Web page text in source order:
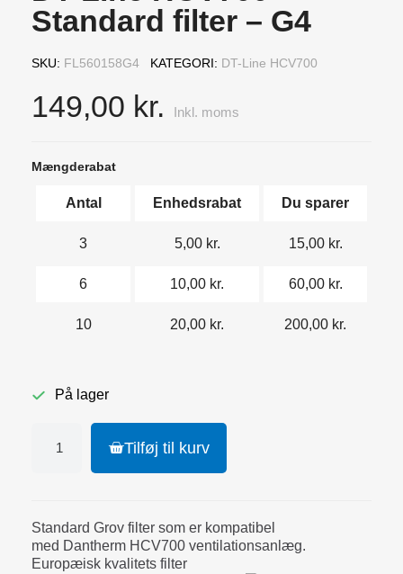
Standard filter – G4
SKU FL560158G4 KATEGORI DT-Line HCV700
149,00 kr. Inkl. moms
Mængderabat
Antal Enhedsrabat Du sparer
3 5,00 kr. 15,00 kr.
6 10,00 kr. 60,00 kr.
10 20,00 kr. 200,00 kr.
På lager
Tilføj til kurv
Standard Grov filter som er kompatibel
med Dantherm HCV700 ventilationsanlæg.
Europæisk kvalitets filter